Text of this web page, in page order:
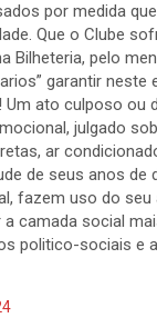
por medida
Que o Clube
Bilheteria, pelo
garantir neste
Um ato culposo ou
julgado
ar
de seus anos de
fazem uso do seu
camada social
politico-sociais e